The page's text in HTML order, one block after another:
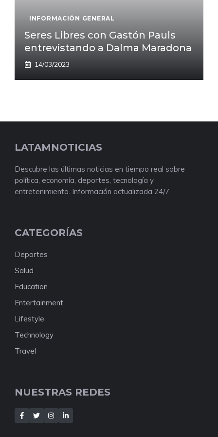
INFORMACIÓN GENERAL
Seres Libres con Gastón Pauls
entrevistando a Dalma Maradona
14/03/2023
LATAMNOTICIAS
Descubre las últimas noticias en tiempo real sobre
política, economía, deportes, tecnología y
entretenimiento. Información actualizada 24/7.
CATEGORÍAS
Deportes
Salud
Education
Entertainment
Lifestyle
Technology
Travel
NUESTRAS REDES